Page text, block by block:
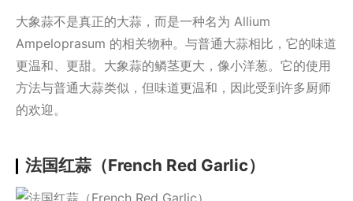
大象蒜不是真正的大蒜，而是一种名为 Allium
Ampeloprasum 的相关物种。与普通大蒜相比，它的味道
更温和、更甜。大象蒜的鳞茎更大，像小洋葱。它的使用
方法与普通大蒜类似，但味道更温和，因此受到许多厨师
的欢迎。
法国红蒜（French Red Garlic）